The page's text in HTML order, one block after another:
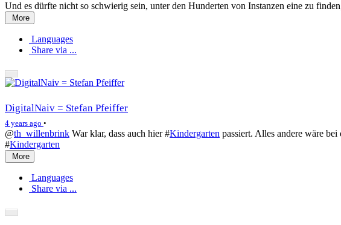
Und es dürfte nicht so schwierig sein, unter den Hunderten von Instanzen eine zu
More
Languages
Share via ...
DigitalNaiv = Stefan Pfeiffer
4 years ago •
@th_willenbrink War klar, dass auch hier #Kindergarten passiert. Alles andere wäre
#Kindergarten
More
Languages
Share via ...